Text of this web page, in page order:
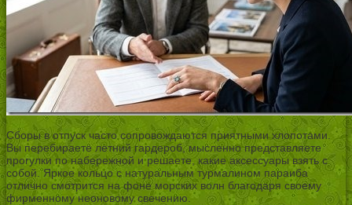
Сборы в отпуск часто сопровождаются приятными хлопотами.
Вы перебираете летний гардероб, мысленно представляете
прогулки по набережной и решаете, какие аксессуары взять с
собой. Яркое кольцо с натуральным турмалином параиба
отлично смотрится на фоне морских волн благодаря своему
фирменному неоновому свечению.